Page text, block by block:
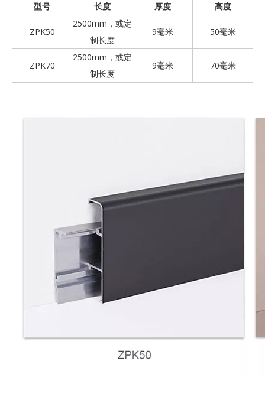
型号 长度 厚度 高度
ZPK50
2500mm，或定
制长度
9毫米 50毫米
ZPK70
2500mm，或定
制长度
9毫米 70毫米